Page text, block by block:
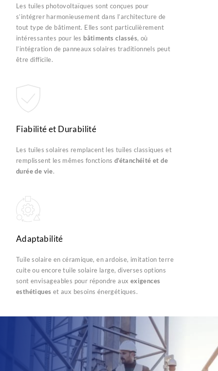
Les tuiles photovoltaïques sont conçues pour
s’intégrer harmonieusement dans l’architecture de
tout type de bâtiment. Elles sont particulièrement
intéressantes pour les bâtiments classés, où
l’intégration de panneaux solaires traditionnels peut
être difficile.
Fiabilité et Durabilité
Les tuiles solaires remplacent les tuiles classiques et
remplissent les mêmes fonctions d’étanchéité et de
durée de vie.
Adaptabilité
Tuile solaire en céramique, en ardoise, imitation terre
cuite ou encore tuile solaire large, diverses options
sont envisageables pour répondre aux exigences
esthétiques et aux besoins énergétiques.